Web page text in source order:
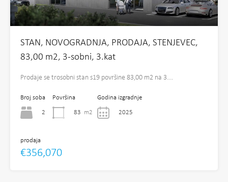
STAN, NOVOGRADNJA, PRODAJA, STENJEVEC,
83,00 m2, 3-sobni, 3.kat
Prodaje se trosobni stan s19 površine 83,00 m2 na 3.…
Broj soba
2
Površina
83 m2
Godina izgradnje
2025
prodaja
€356,070